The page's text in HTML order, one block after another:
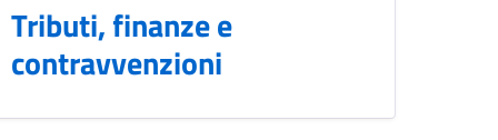
Tributi, finanze e
contravvenzioni